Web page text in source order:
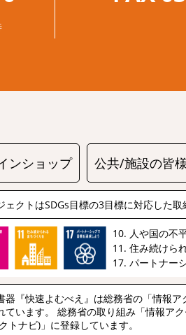
ンショップ 公共/施設の皆
ェクトはSDGs目標の3目標に対応した取
10. 人や国の不
11. 住み続けら
17. パートナー
器『快速よむべえ』は総務省の「情報
ています。 総務省の取り組み「情報ア
トナビ)」に登録しています。